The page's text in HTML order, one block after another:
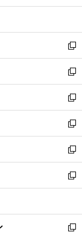
開
ウ
開
く
ン
ウ
で
開
く
ウ
ン
ド
ウ
で
開
く
新
し
い
ウ
ィ
ン
ド
ウ
で
開
く
新
し
い
ウ
ィ
ン
ド
ウ
で
開
新
し
い
ウ
ィ
ン
ド
ウ
開
く
新
し
い
ウ
ィ
ン
ウ
で
新
し
い
ウ
ン
ド
新
し
ウ
ィ
新